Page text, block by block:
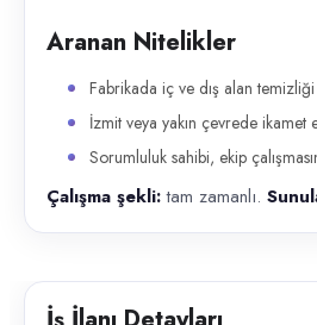
Aranan Nitelikler
Fabrikada iç ve dış alan
İzmit veya yakın çevrede
Sorumluluk sahibi, ekip
Çalışma şekli:tam zamanlı.